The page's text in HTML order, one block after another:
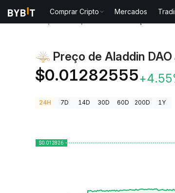
Comprar Cripto Mercados
Preço de Aladdin DAO
$0.01282555
24H 7D 14D 30D 60D 200D 1Y